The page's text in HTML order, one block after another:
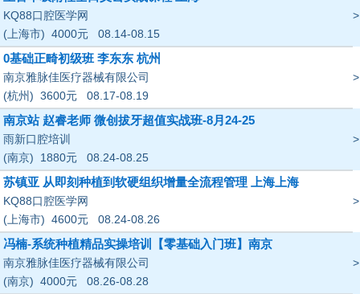
KQ88口腔医学网
(上海市) 4000元 08.14-08.15
>
0基础正畸初级班 李东东 杭州
南京雅脉佳医疗器械有限公司
(杭州) 3600元 08.17-08.19
>
南京站 赵睿老师 微创拔牙超值实战班-8月24-25
雨新口腔培训
(南京) 1880元 08.24-08.25
>
苏镇亚 从即刻种植到软硬组织增量全流程管理 上海上海
KQ88口腔医学网
(上海市) 4600元 08.24-08.26
>
冯楠-系统种植精品实操培训【零基础入门班】南京
南京雅脉佳医疗器械有限公司
(南京) 4000元 08.26-08.28
>